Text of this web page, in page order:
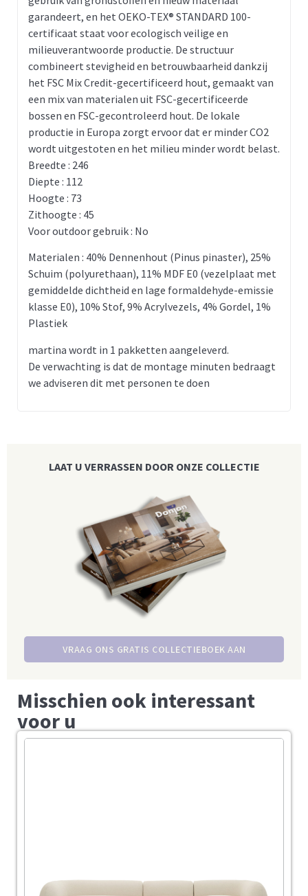
garandeert, en het OEKO-TEX® STANDARD 100-
certificaat staat voor ecologisch veilige en
milieuverantwoorde productie. De structuur
combineert stevigheid en betrouwbaarheid dankzij
het FSC Mix Credit-gecertificeerd hout, gemaakt van
een mix van materialen uit FSC-gecertificeerde
bossen en FSC-gecontroleerd hout. De lokale
productie in Europa zorgt ervoor dat er minder CO2
wordt uitgestoten en het milieu minder wordt belast.
Breedte : 246
Diepte : 112
Hoogte : 73
Zithoogte : 45
Voor outdoor gebruik : No
Materialen : 40% Dennenhout (Pinus pinaster), 25%
Schuim (polyurethaan), 11% MDF E0 (vezelplaat met
gemiddelde dichtheid en lage formaldehyde-emissie
klasse E0), 10% Stof, 9% Acrylvezels, 4% Gordel, 1%
Plastiek
martina wordt in 1 pakketten aangeleverd.
De verwachting is dat de montage minuten bedraagt
we adviseren dit met personen te doen
LAAT U VERRASSEN DOOR ONZE COLLECTIE
VRAAG ONS GRATIS COLLECTIEBOEK AAN
Misschien ook interessant
voor u